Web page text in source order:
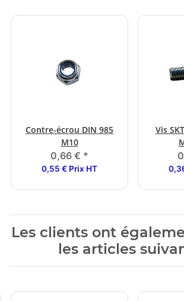
Contre-écrou DIN 985
M10
0,66 € *
0,55 € Prix HT
Vis
Les clients ont
les articles